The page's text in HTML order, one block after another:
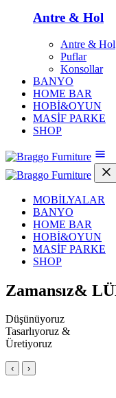
Antre & Hol
Antre & Hol
Puflar
Konsollar
BANYO
HOME BAR
HOBİ&OYUN
MASİF PARKE
SHOP
MOBİLYALAR
BANYO
HOME BAR
HOBİ&OYUN
MASİF PARKE
SHOP
Zamansız&
Düşünüyoruz
Tasarlıyoruz &
Üretiyoruz
‹ ›